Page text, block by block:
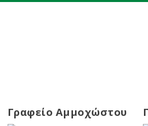
Γραφείο Αμμοχώστου